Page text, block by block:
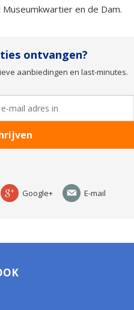
en de Dam.
ontvangen?
aanbiedingen en last-minutes.
Google+ E-mail